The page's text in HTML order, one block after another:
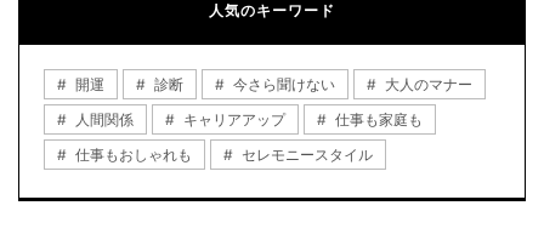
人気のキーワード
開運 診断 今さら聞けない
大人のマナー
人間関係
キャリアアップ
仕事も家庭も
仕事もおしゃれも
セレモニースタイル